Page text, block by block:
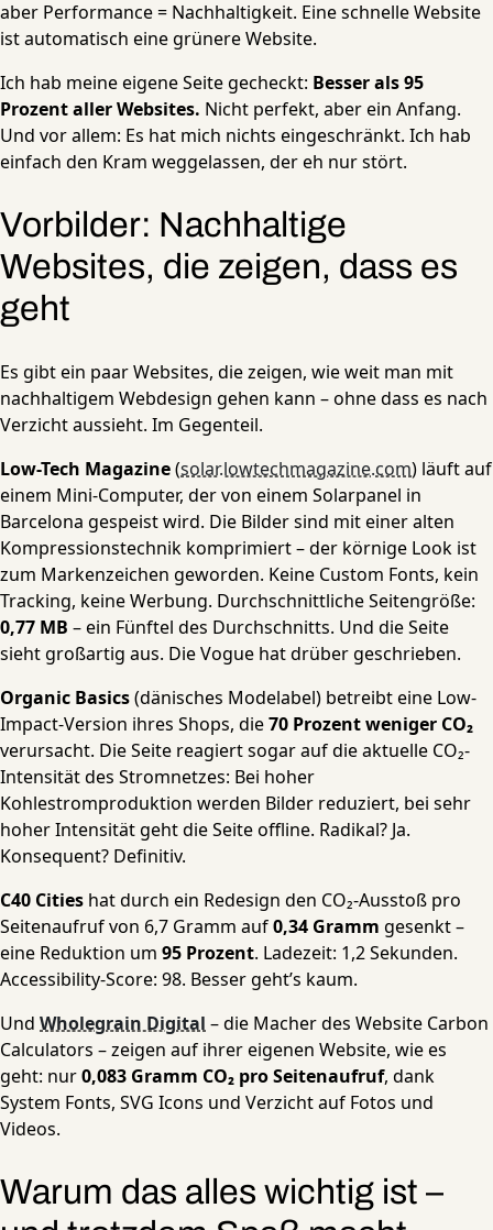
aber Performance = Nachhaltigkeit. Eine schnelle Website
ist automatisch eine grünere Website.
Ich hab meine eigene Seite gecheckt: Besser als 95
Prozent aller Websites. Nicht perfekt, aber ein Anfang.
Und vor allem: Es hat mich nichts eingeschränkt. Ich hab
einfach den Kram weggelassen, der eh nur stört.
Vorbilder: Nachhaltige
Websites, die zeigen, dass es
geht
Es gibt ein paar Websites, die zeigen, wie weit man mit
nachhaltigem Webdesign gehen kann – ohne dass es nach
Verzicht aussieht. Im Gegenteil.
Low-Tech Magazine(solar.lowtechmagazine.com) läuft auf
einem Mini-Computer, der von einem Solarpanel in
Barcelona gespeist wird. Die Bilder sind mit einer alten
Kompressionstechnik komprimiert – der körnige Look ist
zum Markenzeichen geworden. Keine Custom Fonts, kein
Tracking, keine Werbung. Durchschnittliche Seitengröße:
0,77 MB – ein Fünftel des Durchschnitts. Und die Seite
sieht großartig aus. Die Vogue hat drüber geschrieben.
Organic Basics(dänisches Modelabel) betreibt eine Low-
Impact-Version ihres Shops, die70 Prozent weniger CO₂
verursacht. Die Seite reagiert sogar auf die aktuelle CO₂-
Intensität des Stromnetzes: Bei hoher
Kohlestromproduktion werden Bilder reduziert, bei sehr
hoher Intensität geht die Seite offline. Radikal? Ja.
Konsequent? Definitiv.
C40 Cities hat durch ein Redesign den CO₂-Ausstoß pro
Seitenaufruf von 6,7 Gramm auf0,34 Gramm gesenkt –
eine Reduktion um 95 Prozent. Ladezeit: 1,2 Sekunden.
Accessibility-Score: 98. Besser geht’s kaum.
Und Wholegrain Digital – die Macher des Website Carbon
Calculators – zeigen auf ihrer eigenen Website, wie es
geht: nur0,083 Gramm CO₂ pro Seitenaufruf, dank
System Fonts, SVG Icons und Verzicht auf Fotos und
Videos.
Warum das alles wichtig ist –